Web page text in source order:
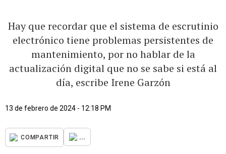
Hay que recordar que el sistema de escrutinio
electrónico tiene problemas persistentes de
mantenimiento, por no hablar de la
actualización digital que no se sabe si está al
día, escribe Irene Garzón
13 de febrero de 2024 - 12:18 PM
COMPARTIR ...